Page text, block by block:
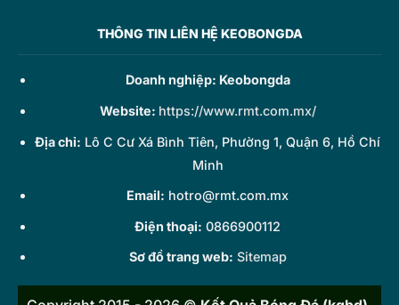
THÔNG TIN LIÊN HỆ KEOBONGDA
Doanh nghiệp: Keobongda
Website: https://www.rmt.com.mx/
Địa chỉ: Lô C Cư Xá Bình Tiên, Phường 1, Quận 6, Hồ Chí
Minh
Email: hotro@rmt.com.mx
Điện thoại: 0866900112
Sơ đồ trang web: Sitemap